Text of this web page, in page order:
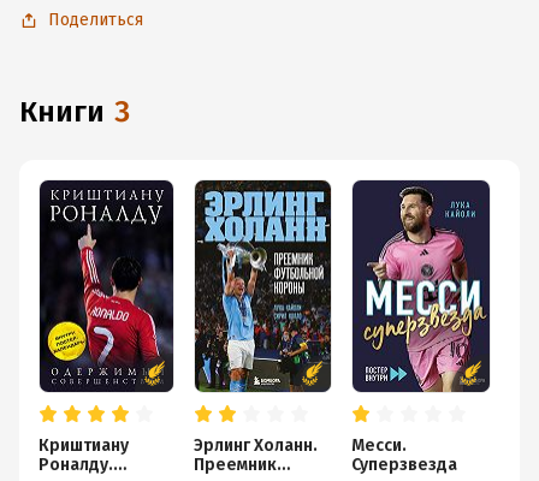
Android, чтобы не расставаться с любимыми произведениями
Поделиться
книги 3
Криштиану
Роналду.
Эрлинг Холанн.
Преемник
Месси.
Суперзвезда